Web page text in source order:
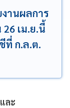
านผลการ
เม.ย.นี้
ที่ ก.ล.ต.
ละ